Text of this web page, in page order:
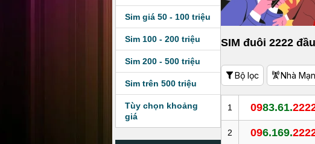
Sim giá 50 - 100 triệu
Sim 100 - 200 triệu
Sim 200 - 500 triệu
Sim trên 500 triệu
Tùy chọn khoảng
giá
SIM đuôi 2222
Bộ lọc Nhà
1 0983.61.
2 096.169.